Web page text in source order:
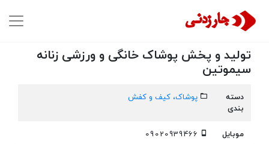
تولید و پخش پوشاک خانگی و ورزشی زنانه
سیموتین
دسته
بندی
پوشاک، کیف و کفش
موبایل